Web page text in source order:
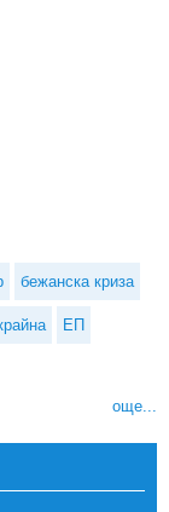
бежанска криза
ЕП
още...